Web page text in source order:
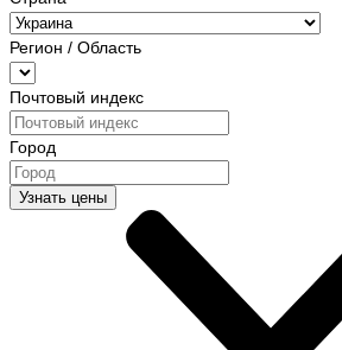
Регион / Область
Почтовый индекс
Город
Узнать цены